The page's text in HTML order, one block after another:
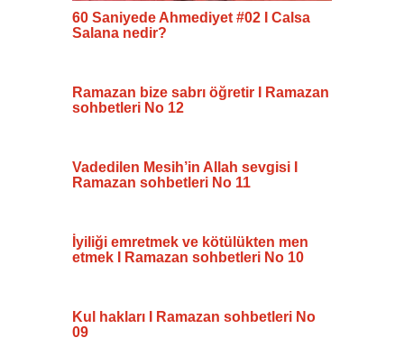
60 Saniyede Ahmediyet #02 I Calsa
Salana nedir?
Ramazan bize sabrı öğretir I Ramazan
sohbetleri No 12
Vadedilen Mesih’in Allah sevgisi I
Ramazan sohbetleri No 11
İyiliği emretmek ve kötülükten men
etmek I Ramazan sohbetleri No 10
Kul hakları I Ramazan sohbetleri No
09